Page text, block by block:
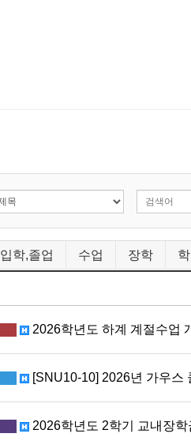
입학,졸업 수업 장학
2026학년도 하계 계절수업
[SNU10-10] 2026년 가우스
2026학년도 2학기 교내장